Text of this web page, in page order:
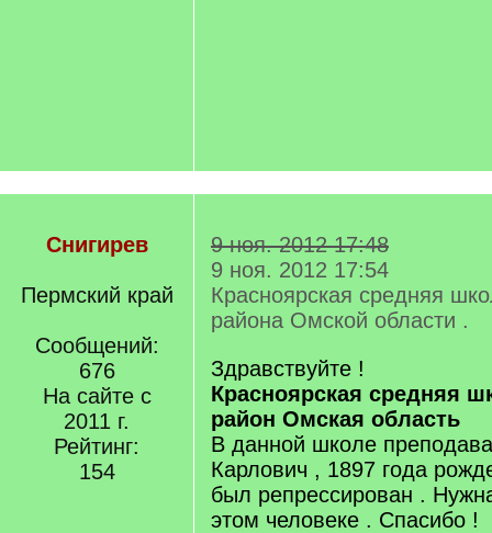
Снигирев
Пермский край
Сообщений:
676
На сайте с
2011 г.
Рейтинг:
154
9 ноя. 2012 17:48
9 ноя. 2012 17:54
Красноярская средняя
района Омской области .
Здравствуйте !
Красноярская средняя
район Омская область
В данной школе
Карлович , 1897 года
был репрессирован .
этом человеке . Спасибо !